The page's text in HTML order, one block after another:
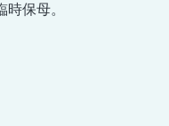
保母。